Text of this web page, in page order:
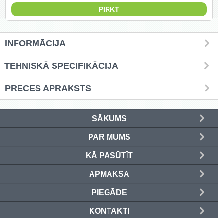
INFORMĀCIJA
TEHNISKĀ SPECIFIKĀCIJA
PRECES APRAKSTS
SĀKUMS
PAR MUMS
KĀ PASŪTĪT
APMAKSA
PIEGĀDE
KONTAKTI
Griešanas diski un zāģa asmeņi
Hidrauliskās preses (20)
Hidrauliskie instrumenti (40)
Instrumentu komplekti (554)
Instrumentu rezerves daļas (37)
Krāsošanas instrumenti (133)
LED produkti (73)